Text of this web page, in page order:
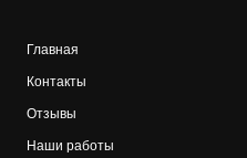
Главная
Контакты
Отзывы
Наши работы